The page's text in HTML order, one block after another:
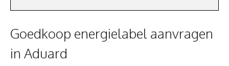
Goedkoop energielabel aanvragen
in Aduard